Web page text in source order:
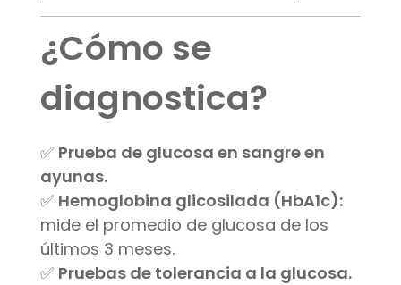
¿Cómo se
diagnostica?
✅ Prueba de glucosa en sangre en
ayunas.
✅ Hemoglobina glicosilada (HbA1c):
mide el promedio de glucosa de los
últimos 3 meses.
✅ Pruebas de tolerancia a la glucosa.